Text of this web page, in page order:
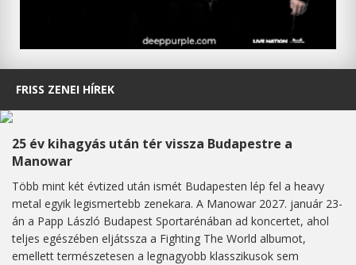
FRISS ZENEI HÍREK
25 év kihagyás után tér vissza Budapestre a
Manowar
Több mint két évtized után ismét Budapesten lép fel a heavy
metal egyik legismertebb zenekara. A Manowar 2027. január 23-
án a Papp László Budapest Sportarénában ad koncertet, ahol
teljes egészében eljátssza a Fighting The World albumot,
emellett természetesen a legnagyobb klasszikusok sem